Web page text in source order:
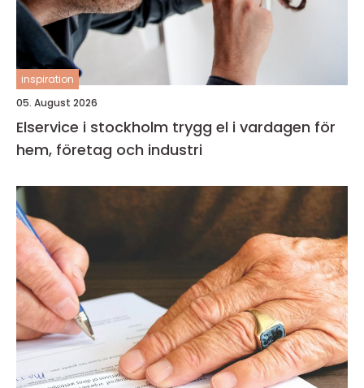
inspiration
05. August 2026
Elservice i stockholm trygg el i vardagen för
hem, företag och industri